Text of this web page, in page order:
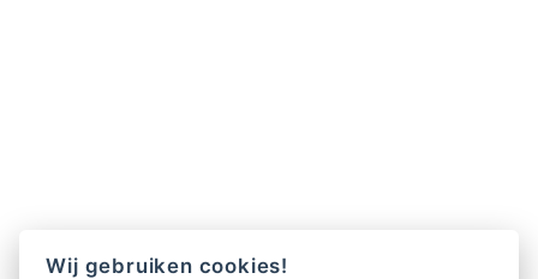
Wij gebruiken cookies!